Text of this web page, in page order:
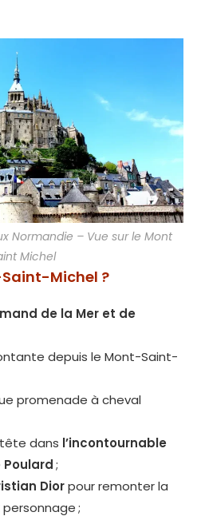
Normandie – Vue sur le Mont
Michel
Michel ?
de la Mer et de
depuis le Mont-Saint-
promenade à cheval
dans l’incontournable
;
Diorpour remonter la
;